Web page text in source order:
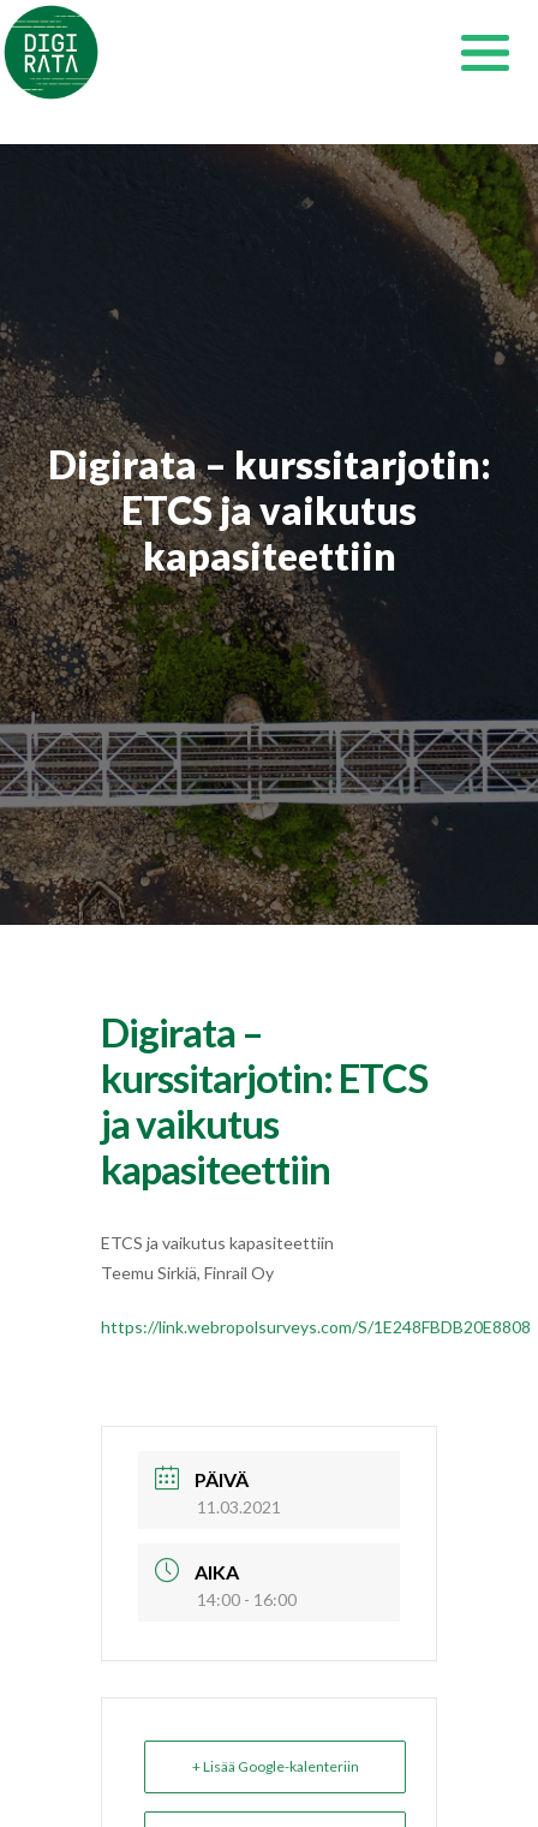
Siirry
sisältöön
Digirata – kurssitarjotin:
ETCS ja vaikutus
kapasiteettiin
Digirata –
kurssitarjotin: ETCS
ja vaikutus
kapasiteettiin
ETCS ja vaikutus kapasiteettiin
Teemu Sirkiä, Finrail Oy
https://link.webropolsurveys.com/S/1E248FBDB20E8808
PÄIVÄ
11.03.2021
AIKA
14:00 - 16:00
+ Lisää Google-kalenteriin